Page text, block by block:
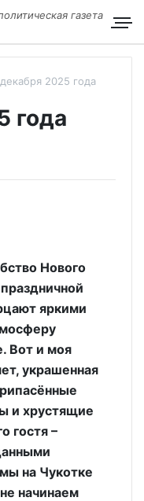
газета
2025 года
года
Нового
яркими
Вот и моя
украшенная
и хрустящие
гостя –
на Чукотке
начинаем